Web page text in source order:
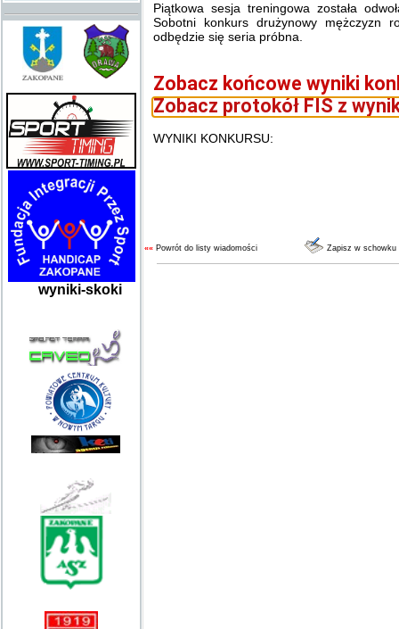
wyniki-skoki
Piątkowa sesja treningowa została
Sobotni konkurs drużynowy mężczyzn
odbędzie się seria próbna.
Zobacz końcowe wyniki
Zobacz protokół FIS z
WYNIKI KONKURSU:
«« Powrót do listy wiadomości Zapisz w schowku